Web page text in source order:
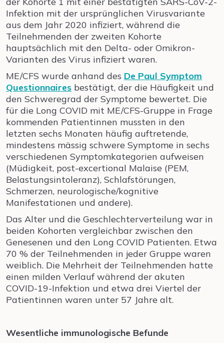
Infektion mit der ursprünglichen Virusvariante
aus dem Jahr 2020 infiziert, während die
Teilnehmenden der zweiten Kohorte
hauptsächlich mit den Delta- oder Omikron-
Varianten des Virus infiziert waren.
ME/CFS wurde anhand des De Paul Symptom
Questionnaires bestätigt, der die Häufigkeit und
den Schweregrad der Symptome bewertet. Die
für die Long COVID mit ME/CFS-Gruppe in Frage
kommenden Patientinnen mussten in den
letzten sechs Monaten häufig auftretende,
mindestens mässig schwere Symptome in sechs
verschiedenen Symptomkategorien aufweisen
(Müdigkeit, post-excertional Malaise (PEM,
Belastungsintoleranz), Schlafstörungen,
Schmerzen, neurologische/kognitive
Manifestationen und andere).
Das Alter und die Geschlechterverteilung war in
beiden Kohorten vergleichbar zwischen den
Genesenen und den Long COVID Patienten. Etwa
70 % der Teilnehmenden in jeder Gruppe waren
weiblich. Die Mehrheit der Teilnehmenden hatte
einen milden Verlauf während der akuten
COVID-19-Infektion und etwa drei Viertel der
Patientinnen waren unter 57 Jahre alt.
Wesentliche immunologische Befunde